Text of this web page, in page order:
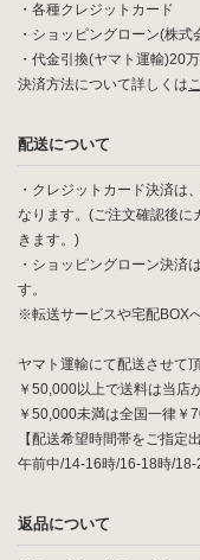
・各種クレジットカード
・ショッピングローン(株式
・代金引換(ヤマト運輸)20
決済方法について詳しくは
配送について
・クレジットカード決済は
なります。(ご注文確認後
きます。)
・ショッピングローン決済
す。
※転送サービスや宅配BOX
ヤマト運輸にて配送させて頂
￥50,000以上で送料は当店
￥50,000未満は全国一律￥
【配送希望時間帯をご指定
午前中/14-16時/16-18時/
返品について